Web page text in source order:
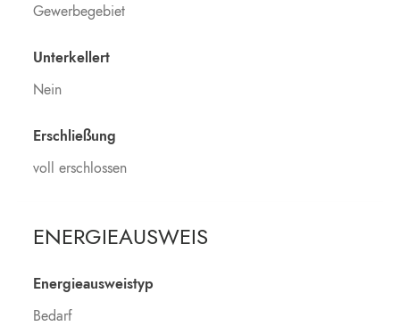
Gewerbegebiet
Unterkellert
Nein
Erschließung
voll erschlossen
ENERGIEAUSWEIS
Energieausweistyp
Bedarf